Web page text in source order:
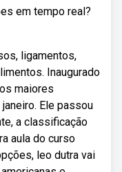
em tempo real?
ligamentos,
Inaugurado
maiores
Ele passou
a classificação
aula do curso
leo dutra vai